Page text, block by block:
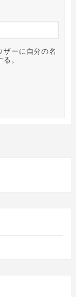
ザーに自分の名
。